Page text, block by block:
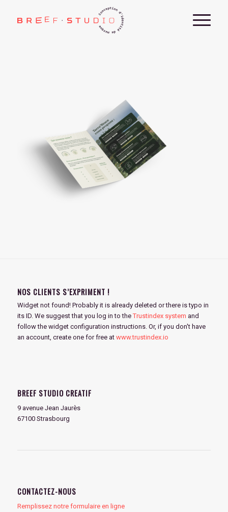
NOS CLIENTS S’EXPRIMENT !
Widget not found! Probably it is already deleted or there is typo in
its ID. We suggest that you log in to theTrustindex system and
follow the widget configuration instructions. Or, if you don't have
an account, create one for free at www.trustindex.io
BREEF STUDIO CREATIF
9 avenue Jean Jaurès
67100 Strasbourg
CONTACTEZ-NOUS
Remplissez notre formulaire en ligne